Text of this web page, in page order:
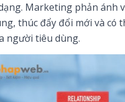
Marketing phản ánh
thúc đẩy đổi mới và có
người tiêu dùng.